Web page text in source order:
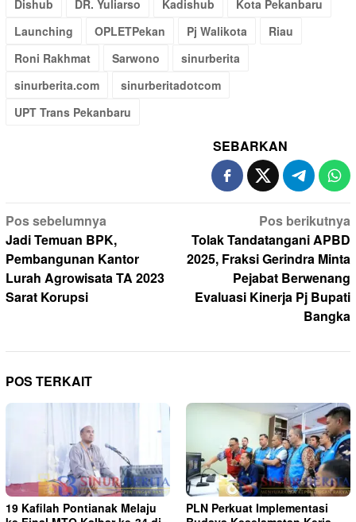
Dishub
DR. Yuliarso Kadishub
Kota Pekanbaru
Launching
OPLETPekan Pj Walikota
Riau
Roni Rakhmat
Sarwono
sinurberita
sinurberita.com
sinurberitadotcom
UPT Trans Pekanbaru
SEBARKAN
Navigasi
pos
Pos sebelumnya
Jadi Temuan BPK,
Pembangunan Kantor
Lurah Agrowisata TA 2023
Sarat Korupsi
Pos berikutnya
Tolak Tandatangani APBD
2025, Fraksi Gerindra Minta
Pejabat Berwenang
Evaluasi Kinerja Pj Bupati
Bangka
POS TERKAIT
19 Kafilah Pontianak Melaju
PLN Perkuat Implementasi